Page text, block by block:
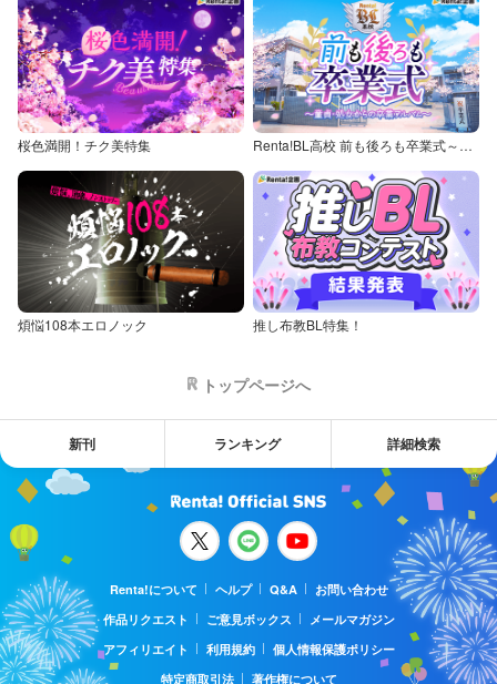
桜色満開！チク美特集 Renta!BL高校 前も後ろも卒業式～童貞・処女からの卒業アルバム～
煩悩108本エロノック 推し布教BL特集！
トップページへ
新刊 ランキング 詳細検索
Renta!について ヘルプ Q&A
お問い合わせ
作品リクエスト
ご意見ボックス
メールマガジン
アフィリエイト
利用規約
個人情報保護ポリシー
特定商取引法
著作権について